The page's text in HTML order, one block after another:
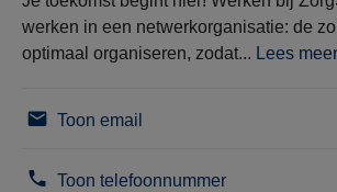
werken in een netwerkorganisatie: de
optimaal organiseren, zodat... Lees meer
Toon email
Toon telefoonnummer